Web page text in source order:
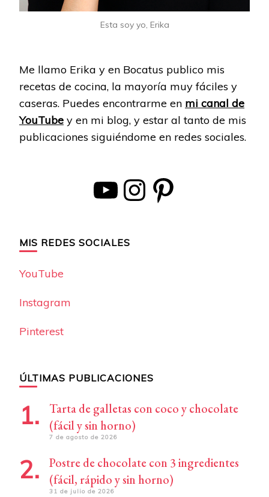
Esta soy yo, Erika
Me llamo Erika y en Bocatus publico mis
recetas de cocina, la mayoría muy fáciles y
caseras. Puedes encontrarme en mi canal de
YouTube y en mi blog, y estar al tanto de mis
publicaciones siguiéndome en redes sociales.
YouTube Instagram Pinterest
MIS REDES SOCIALES
YouTube
Instagram
Pinterest
ÚLTIMAS PUBLICACIONES
Tarta de galletas con coco y chocolate
(fácil y sin horno)
7 de agosto de 2026
Postre de chocolate con 3 ingredientes
(fácil, rápido y sin horno)
31 de julio de 2026